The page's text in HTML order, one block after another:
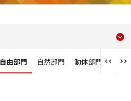
自由部門 第54回キヤノン
自由部門 自然部門 動体部門 人物